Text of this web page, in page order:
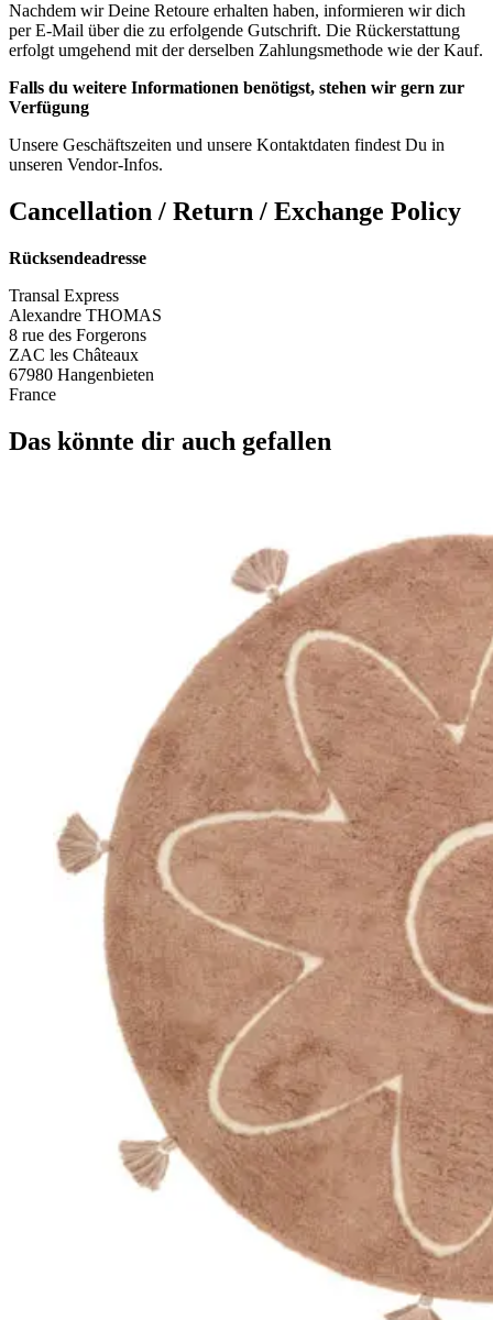
Nachdem wir Deine Retoure erhalten haben, informieren wir dich
per E-Mail über die zu erfolgende Gutschrift. Die Rückerstattung
erfolgt umgehend mit der derselben Zahlungsmethode wie der Kauf.
Falls du weitere Informationen benötigst, stehen wir gern zur
Verfügung
Unsere Geschäftszeiten und unsere Kontaktdaten findest Du in
unseren Vendor-Infos.
Cancellation / Return / Exchange Policy
Rücksendeadresse
Transal Express
Alexandre THOMAS
8 rue des Forgerons
ZAC les Châteaux
67980 Hangenbieten
France
Das könnte dir auch gefallen